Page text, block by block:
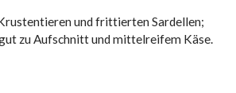
und frittierten Sardellen;
zu Aufschnitt und mittelreifem Käse.